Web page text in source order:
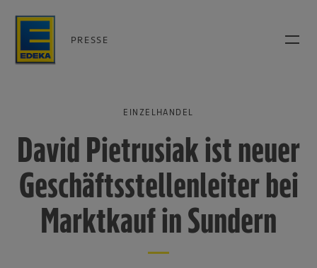
PRESSE
EINZELHANDEL
David Pietrusiak ist neuer
Geschäftsstellenleiter bei
Marktkauf in Sundern